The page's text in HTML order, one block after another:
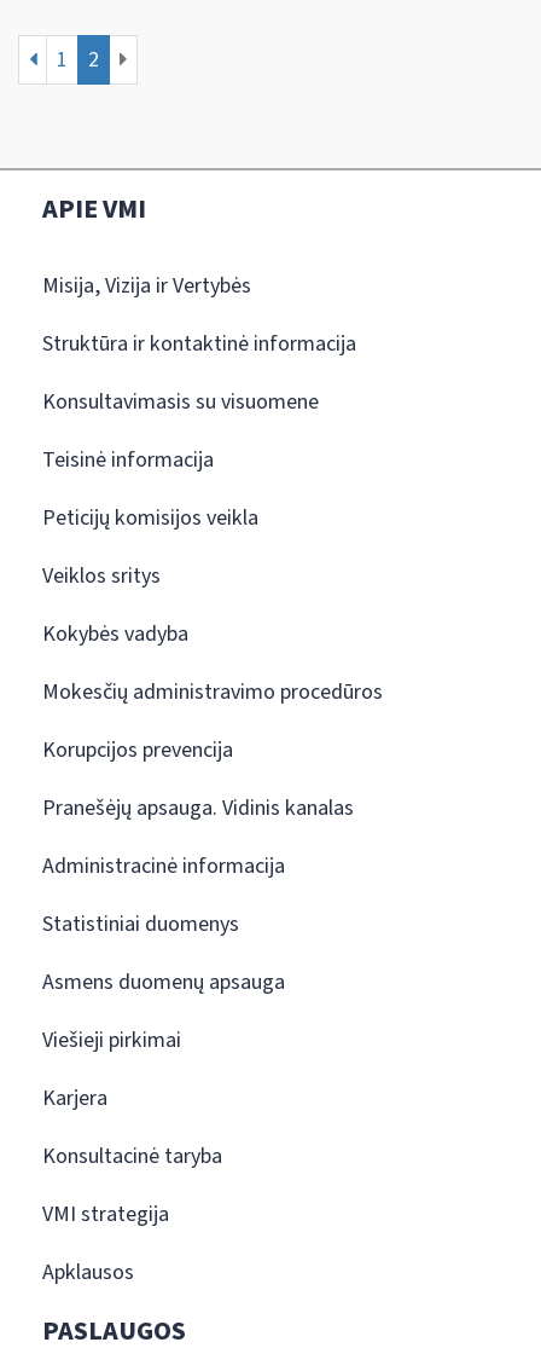
1 2
APIE VMI
Misija, Vizija ir Vertybės
Struktūra ir kontaktinė informacija
Konsultavimasis su visuomene
Teisinė informacija
Peticijų komisijos veikla
Veiklos sritys
Kokybės vadyba
Mokesčių administravimo procedūros
Korupcijos prevencija
Pranešėjų apsauga. Vidinis kanalas
Administracinė informacija
Statistiniai duomenys
Asmens duomenų apsauga
Viešieji pirkimai
Karjera
Konsultacinė taryba
VMI strategija
Apklausos
PASLAUGOS